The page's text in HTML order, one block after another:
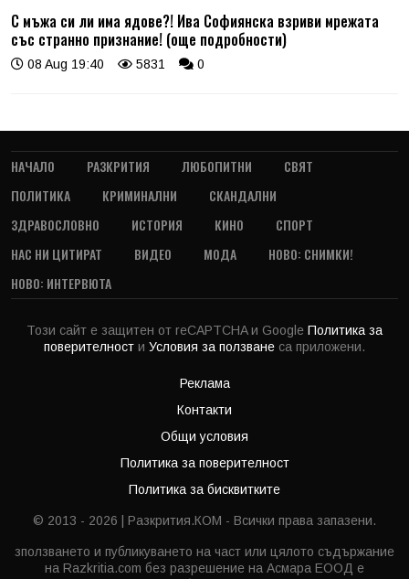
С мъжа си ли има ядове?! Ива Софиянска взриви мрежата
със странно признание! (още подробности)
08 Aug 19:40 5831 0
НАЧАЛО РАЗКРИТИЯ ЛЮБОПИТНИ
СВЯТ
ПОЛИТИКА
КРИМИНАЛНИ
СКАНДАЛНИ
ЗДРАВОСЛОВНО
ИСТОРИЯ КИНО
СПОРТ
НАС НИ ЦИТИРАТ
ВИДЕО МОДА
НОВО: СНИМКИ!
НОВО: ИНТЕРВЮТА
Този сайт е защитен от reCAPTCHA и Google Политика за
поверителност и Условия за ползване са приложени.
Реклама
Контакти
Общи условия
Политика за поверителност
Политика за бисквитките
© 2013 - 2026 | Разкрития.КОМ - Всички права запазени.
зползването и публикуването на част или цялото съдържание
на Razkritia.com без разрешение на Асмара ЕООД е